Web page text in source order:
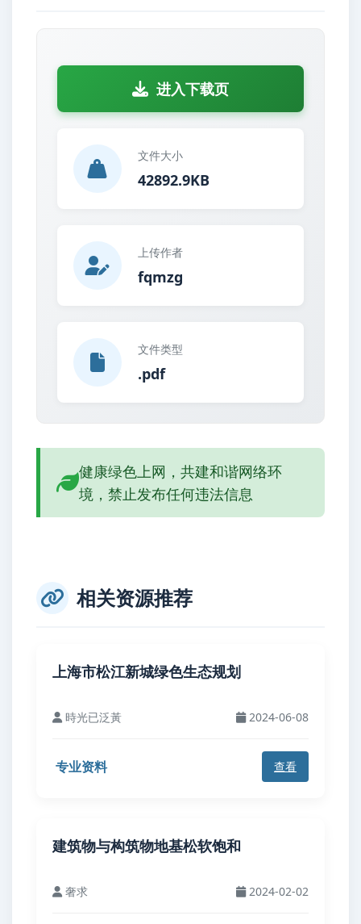
进入下载页
文件大小
42892.9KB
上传作者
fqmzg
文件类型
.pdf
健康绿色上网，共建和谐网络环
境，禁止发布任何违法信息
相关资源推荐
上海市松江新城绿色生态规划
時光已泛黃 2024-06-08
专业资料 查看
建筑物与构筑物地基松软饱和
奢求 2024-02-02